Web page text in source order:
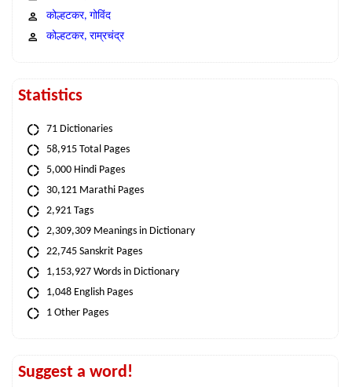
कोल्हटकर, गोविंद
कोल्हटकर, राम्रचंद्र
Statistics
71 Dictionaries
58,915 Total Pages
5,000 Hindi Pages
30,121 Marathi Pages
2,921 Tags
2,309,309 Meanings in Dictionary
22,745 Sanskrit Pages
1,153,927 Words in Dictionary
1,048 English Pages
1 Other Pages
Suggest a word!